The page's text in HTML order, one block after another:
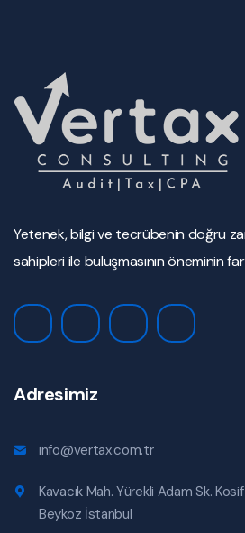
Yetenek, bilgi ve tecrübenin doğru
sahipleri ile buluşmasının öneminin
Adresimiz
info@vertax.com.tr
Kavacık Mah. Yürekli Adam Sk.
Beykoz İstanbul